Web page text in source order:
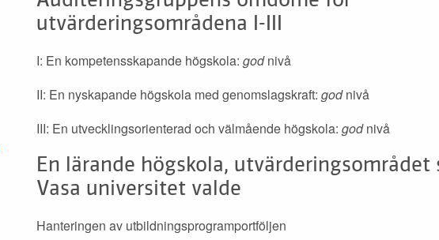
utvärderingsområdena I-III
I: En kompetensskapande högskola: godnivå
II: En nyskapande högskola med genomslagskraft: godnivå
III: En utvecklingsorienterad och välmående högskola: godnivå
En lärande högskola, utvärderingsområdet
Vasa universitet valde
Hanteringen av utbildningsprogramportföljen